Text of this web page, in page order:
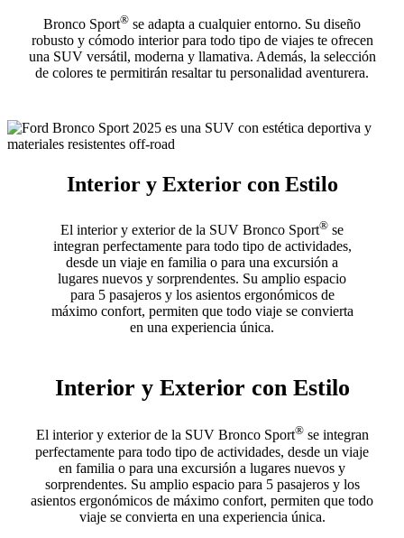
Bronco Sport® se adapta a cualquier entorno. Su diseño
robusto y cómodo interior para todo tipo de viajes te ofrecen
una SUV versátil, moderna y llamativa. Además, la selección
de colores te permitirán resaltar tu personalidad aventurera.
Interior y Exterior con Estilo
El interior y exterior de la SUV Bronco Sport® se
integran perfectamente para todo tipo de actividades,
desde un viaje en familia o para una excursión a
lugares nuevos y sorprendentes. Su amplio espacio
para 5 pasajeros y los asientos ergonómicos de
máximo confort, permiten que todo viaje se convierta
en una experiencia única.
Interior y Exterior con Estilo
El interior y exterior de la SUV Bronco Sport®se integran
perfectamente para todo tipo de actividades, desde un viaje
en familia o para una excursión a lugares nuevos y
sorprendentes. Su amplio espacio para 5 pasajeros y los
asientos ergonómicos de máximo confort, permiten que todo
viaje se convierta en una experiencia única.